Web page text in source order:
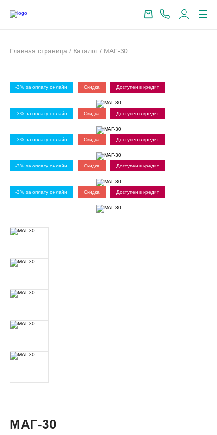
Главная страница / Каталог / МАГ-30
-3% за оплату онлайн Скидкa Доступен в кредит
-3% за оплату онлайн Скидкa Доступен в кредит
-3% за оплату онлайн Скидкa Доступен в кредит
-3% за оплату онлайн Скидкa Доступен в кредит
-3% за оплату онлайн Скидкa Доступен в кредит
МАГ-30